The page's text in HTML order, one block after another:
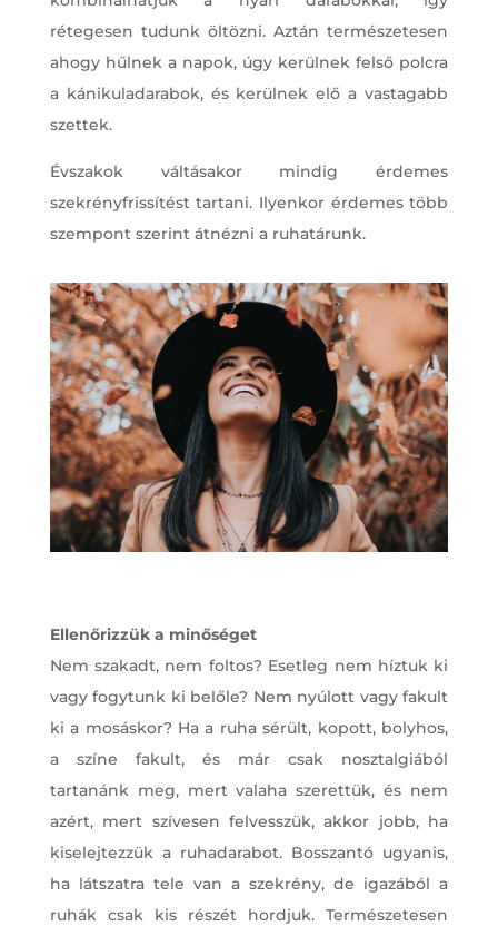
rétegesen tudunk öltözni. Aztán természetesen
ahogy hűlnek a napok, úgy kerülnek felső polcra
a kánikuladarabok, és kerülnek elő a vastagabb
szettek.
Évszakok váltásakor mindig érdemes
szekrényfrissítést tartani. Ilyenkor érdemes több
szempont szerint átnézni a ruhatárunk.
Ellenőrizzük a minőséget
Nem szakadt, nem foltos? Esetleg nem híztuk ki
vagy fogytunk ki belőle? Nem nyúlott vagy fakult
ki a mosáskor? Ha a ruha sérült, kopott, bolyhos,
a színe fakult, és már csak nosztalgiából
tartanánk meg, mert valaha szerettük, és nem
azért, mert szívesen felvesszük, akkor jobb, ha
kiselejtezzük a ruhadarabot. Bosszantó ugyanis,
ha látszatra tele van a szekrény, de igazából a
ruhák csak kis részét hordjuk. Természetesen